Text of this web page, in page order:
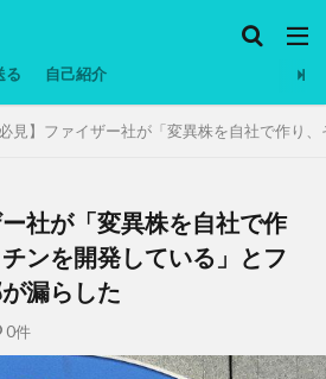
る 自己紹介
必見】ファイザー社が「変異株を自社で作り
ー社が「変異株を自社で作
ンを開発している」とフ
漏らした
0件
ヨーグルト
ッカー
低糖質ダイエット
日本人村社会
検索